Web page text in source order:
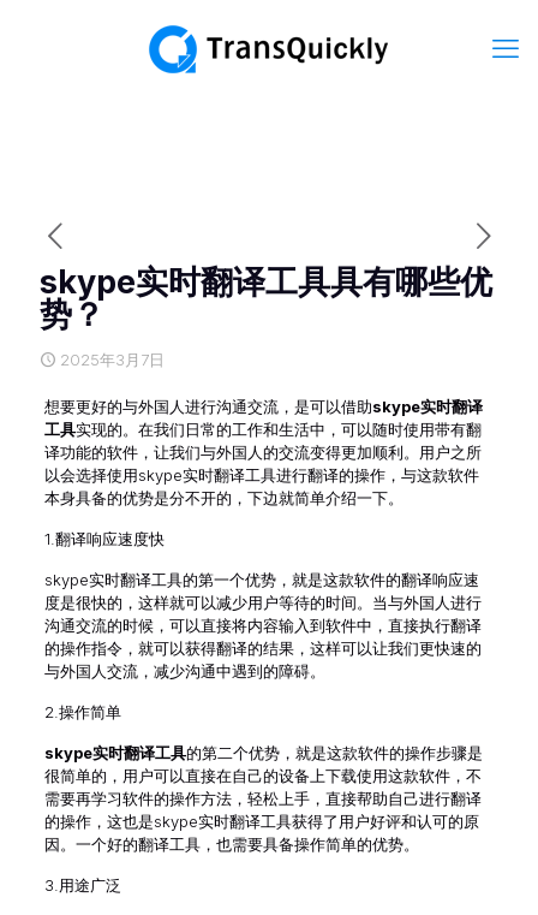
skype实时翻译工具具有哪些优
势？
2025年3月7日
想要更好的与外国人进行沟通交流，是可以借助skype实时翻译
工具实现的。在我们日常的工作和生活中，可以随时使用带有翻
译功能的软件，让我们与外国人的交流变得更加顺利。用户之所
以会选择使用skype实时翻译工具进行翻译的操作，与这款软件
本身具备的优势是分不开的，下边就简单介绍一下。
1.翻译响应速度快
skype实时翻译工具的第一个优势，就是这款软件的翻译响应速
度是很快的，这样就可以减少用户等待的时间。当与外国人进行
沟通交流的时候，可以直接将内容输入到软件中，直接执行翻译
的操作指令，就可以获得翻译的结果，这样可以让我们更快速的
与外国人交流，减少沟通中遇到的障碍。
2.操作简单
skype实时翻译工具的第二个优势，就是这款软件的操作步骤是
很简单的，用户可以直接在自己的设备上下载使用这款软件，不
需要再学习软件的操作方法，轻松上手，直接帮助自己进行翻译
的操作，这也是skype实时翻译工具获得了用户好评和认可的原
因。一个好的翻译工具，也需要具备操作简单的优势。
3.用途广泛